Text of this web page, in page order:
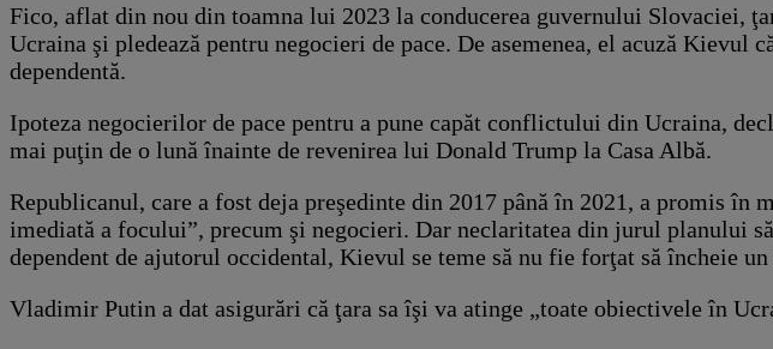
Fico, aflat din nou din toamna lui 2023 la conducerea guvernului Slovaciei,
Ucraina şi pledează pentru negocieri de pace. De asemenea, el acuză
dependentă.
Ipoteza negocierilor de pace pentru a pune capăt conflictului din Ucraina,
mai puţin de o lună înainte de revenirea lui Donald Trump la Casa Albă.
Republicanul, care a fost deja preşedinte din 2017 până în 2021, a promis în
imediată a focului”, precum şi negocieri. Dar neclaritatea din jurul planului
dependent de ajutorul occidental, Kievul se teme să nu fie forţat să încheie
Vladimir Putin a dat asigurări că ţara sa îşi va atinge „toate obiectivele în